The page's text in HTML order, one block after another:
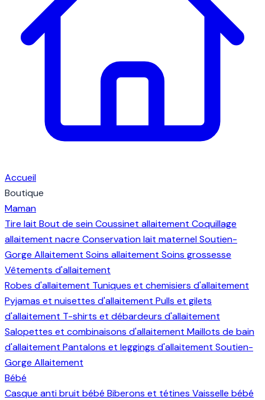
Accueil
Boutique
Maman
Tire lait Bout de seinCoussinet allaitement Coquillage
allaitement nacre Conservation lait maternelSoutien-
Gorge Allaitement Soins allaitement Soins grossesse
Vêtements d'allaitement
Robes d'allaitement Tuniques et chemisiers d'allaitement
Pyjamas et nuisettes d'allaitement Pulls et gilets
d'allaitement T-shirts et débardeurs d'allaitement
Salopettes et combinaisons d'allaitement Maillots de bain
d'allaitement Pantalons et leggings d'allaitement Soutien-
Gorge Allaitement
Bébé
Casque anti bruit bébé Biberons et tétines Vaisselle bébé